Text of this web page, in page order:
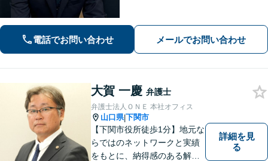
実調査と判例をリサーチし、不公平感
のない相続を実現【WEB面談】
電話でお問い合わせ メールでお問い合わせ
大賀 一慶 弁護士
弁護士法人ＯＮＥ 本社オフィス
山口県|下関市
【下関市役所徒歩1分】地元な
らではのネットワークと実績
をもとに、納得感のある解決
詳細を見
る